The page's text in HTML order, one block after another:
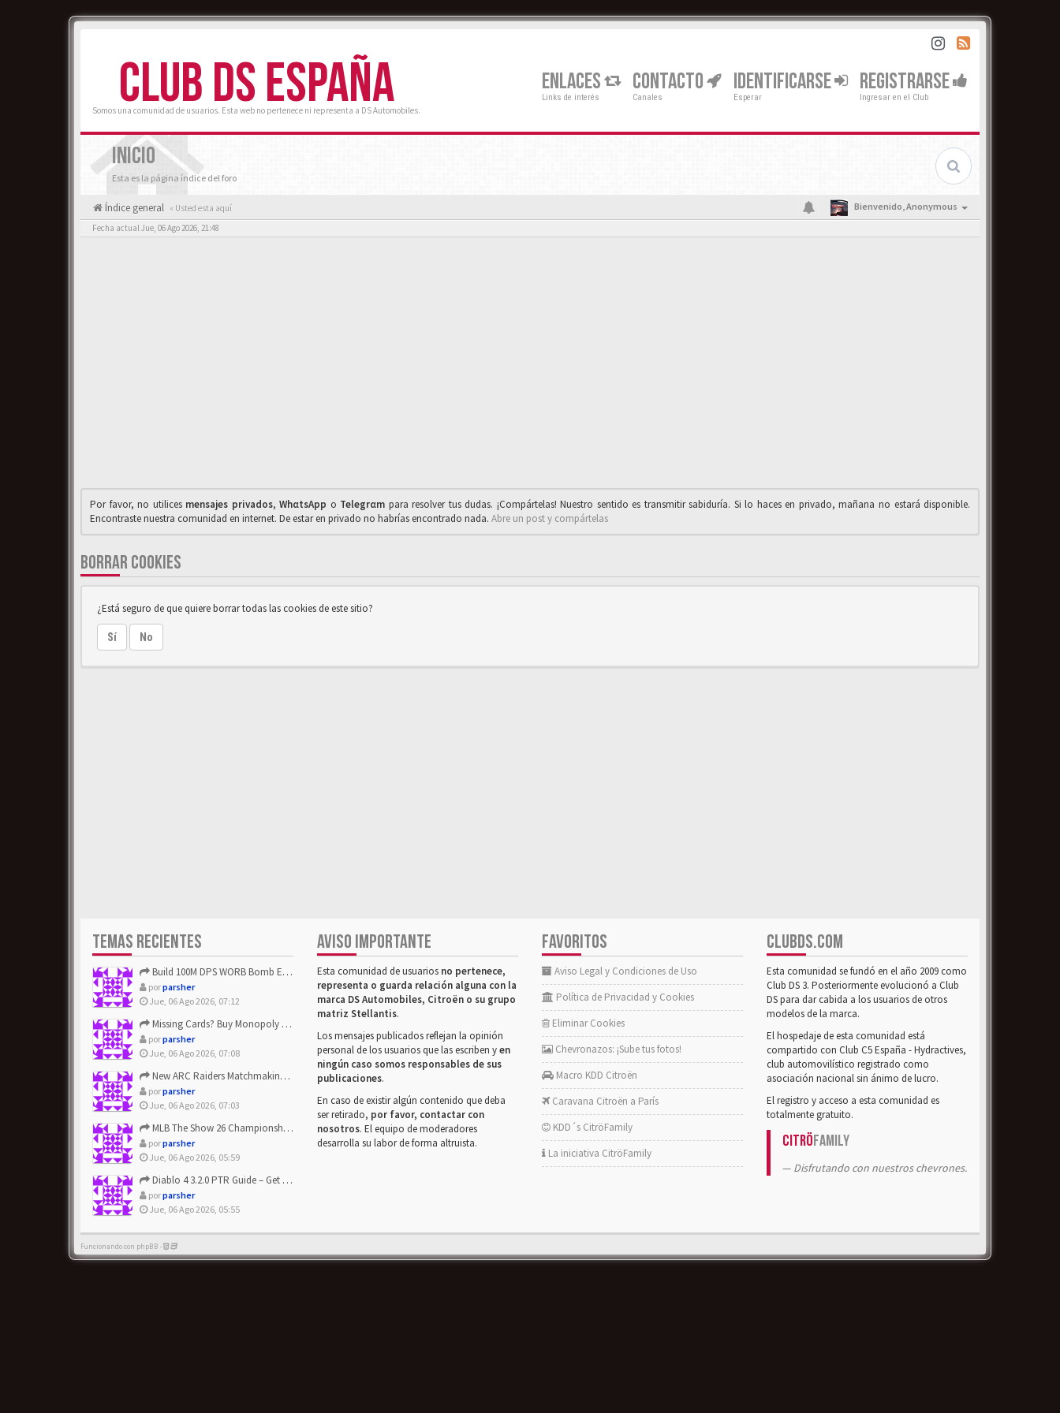
CLUB DS ESPAÑA
Somos una comunidad de usuarios. Esta web no pertenece ni representa a DS Automobiles.
ENLACES
Links de interés
CONTACTO
Canales
IDENTIFICARSE
Esperar
REGISTRARSE
Ingresar en el Club
INICIO
Esta es la página índice del foro
Índice general « Usted esta aquí Bienvenido,Anonymous
Fecha actual Jue, 06 Ago 2026, 21:48
Por favor, no utilices mensajes privados,WhαtsApp o Telegrαm para resolver tus dudas. ¡Compártelas! Nuestro sentido es transmitir sabiduría. Si lo haces en privado, mañana no estará disponible.
Encontraste nuestra comunidad en internet. De estar en privado no habrías encontrado nada. Abre un post y compártelas
BORRAR COOKIES
¿Está seguro de que quiere borrar todas las cookies de este sitio?
Sí No
TEMAS RECIENTES
Build 100M DPS WORB Bomb Elementalist Fast - Grab POE Curren...
porparsher
Jue, 06 Ago 2026, 07:12
Missing Cards? Buy Monopoly Go Happy Harvest with Looney Tun...
porparsher
Jue, 06 Ago 2026, 07:08
New ARC Raiders Matchmaking Update: Stop Failed - Grab Bluep...
porparsher
Jue, 06 Ago 2026, 07:03
MLB The Show 26 Championship Series Update! Get Cheap & ...
porparsher
Jue, 06 Ago 2026, 05:59
Diablo 4 3.2.0 PTR Guide – Get 8% Off Items Quickly to Test ...
porparsher
Jue, 06 Ago 2026, 05:55
AVISO IMPORTANTE
Esta comunidad de usuarios no pertenece,
representa o guarda relación alguna con la
marca DS Automobiles, Citroën o su grupo
matriz Stellantis.
Los mensajes publicados reflejan la opinión
personal de los usuarios que las escriben yen
ningún caso somos responsables de sus
publicaciones.
En caso de existir algún contenido que deba
ser retirado, por favor, contactar con
nosotros. El equipo de moderadores
desarrolla su labor de forma altruista.
FAVORITOS
Aviso Legal y Condiciones de Uso
Política de Privacidad y Cookies
Eliminar Cookies
Chevronazos: ¡Sube tus fotos!
Macro KDD Citroën
Caravana Citroën a París
KDD´s CitröFamily
La iniciativa CitröFamily
CLUBDS.COM
Esta comunidad se fundó en el año 2009 como
Club DS 3. Posteriormente evolucionó a Club
DS para dar cabida a los usuarios de otros
modelos de la marca.
El hospedaje de esta comunidad está
compartido con Club C5 España - Hydractives,
club automovilístico registrado como
asociación nacional sin ánimo de lucro.
El registro y acceso a esta comunidad es
totalmente gratuito.
CitröFamily
Disfrutando con nuestros chevrones.
Funcionando con phpBB -